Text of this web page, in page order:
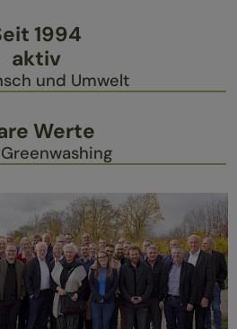
1994
aktiv
und Umwelt
Werte